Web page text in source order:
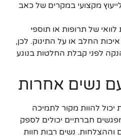
מקצועי במקרים של כאב
של תרופות או תוספי
החלב או על התינוק. לכן,
לפני קבלת החלטות בנוגע
נשים אחרות
יכול להוות מקור לתמיכה
חברתיים יכולים לספק
נשים רבות חוות